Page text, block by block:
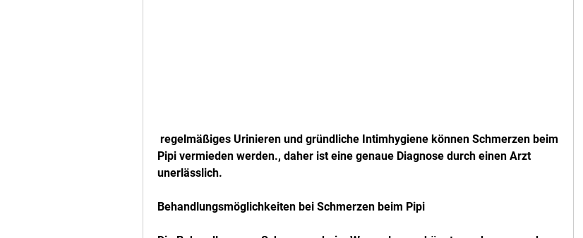
Pipi vermieden werden., daher ist eine genaue Diagnose durch einen Arzt
unerlässlich.
Behandlungsmöglichkeiten bei Schmerzen beim Pipi